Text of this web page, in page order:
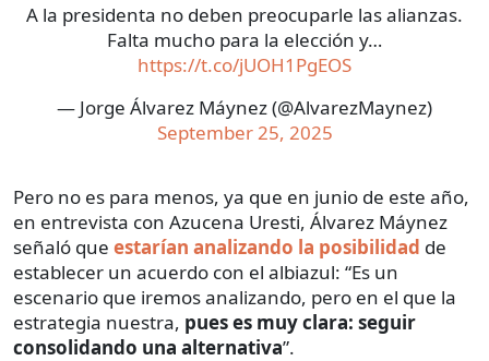
A la presidenta no deben preocuparle las alianzas.
Falta mucho para la elección y…
https://t.co/jUOH1PgEOS
— Jorge Álvarez Máynez (@AlvarezMaynez)
September 25, 2025
Pero no es para menos, ya que en junio de este año,
en entrevista con Azucena Uresti, Álvarez Máynez
señaló que estarían analizando la posibilidad de
establecer un acuerdo con el albiazul: “Es un
escenario que iremos analizando, pero en el que la
estrategia nuestra, pues es muy clara: seguir
consolidando una alternativa”.